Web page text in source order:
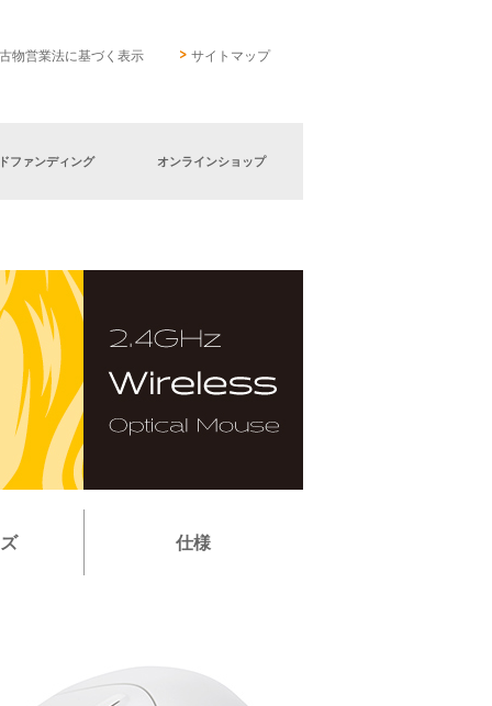
古物営業法に基づく表示 サイトマップ
ファンディング オンラインショップ
仕様